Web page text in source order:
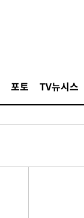
포토 TV뉴시스